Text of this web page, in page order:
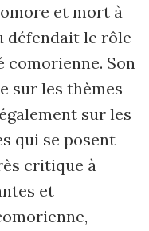
et mort à
défendait le rôle
comorienne. Son
sur les thèmes
sur les
qui se posent
critique à
et